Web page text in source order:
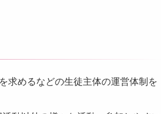
求めるなどの生徒主体の運営体制を